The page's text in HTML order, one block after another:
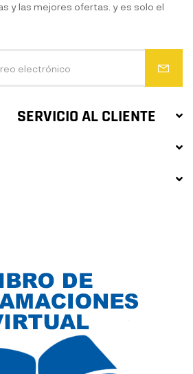
SERVICIO AL CLIENTE
y las mejores ofertas. y es solo el